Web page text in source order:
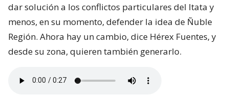
dar solución a los conflictos particulares del Itata y
menos, en su momento, defender la idea de Ñuble
Región. Ahora hay un cambio, dice Hérex Fuentes, y
desde su zona, quieren también generarlo.